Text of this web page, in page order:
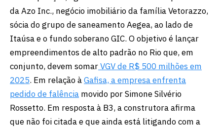
da Azo Inc., negócio imobiliário da família Vetorazzo,
sócia do grupo de saneamento Aegea, ao lado de
Itaúsa e o fundo soberano GIC. O objetivo é lançar
empreendimentos de alto padrão no Rio que, em
conjunto, devem somarVGV de R$ 500 milhões em
2025. Em relação àGafisa, a empresa enfrenta
pedido de falência movido por Simone Silvério
Rossetto. Em resposta à B3, a construtora afirma
que não foi citada e que ainda está litigando com a